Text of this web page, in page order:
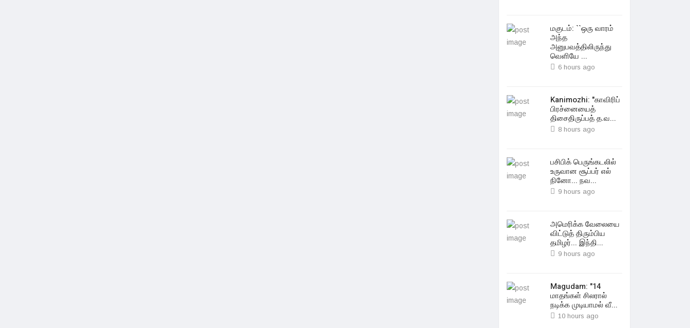
மகுடம்: ``ஒரு வாரம்
அந்த
அனுபவத்திலிருந்து
வெளியே ...
6 hours ago
Kanimozhi: "காவிரிப்
பிரச்னையைத்
திசைதிருப்பத் த.வ...
8 hours ago
பசிபிக் பெருங்கடலில்
உருவான சூப்பர் எல்
நினோ... நவ...
9 hours ago
அமெரிக்க வேலையை
விட்டுத் திரும்பிய
தமிழர்... இந்தி...
9 hours ago
Magudam: "14
மாதங்கள் சிலரால்
நடிக்க முடியாமல் வீ...
10 hours ago